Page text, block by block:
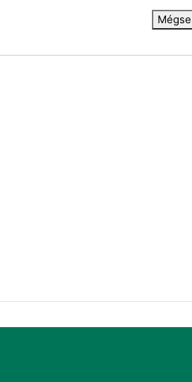
Mégse